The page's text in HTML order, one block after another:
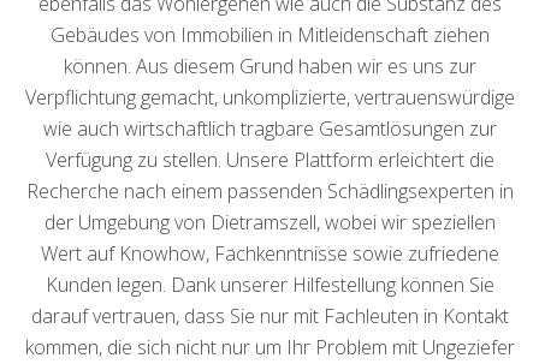
Gebäudes von Immobilien in Mitleidenschaft ziehen
können. Aus diesem Grund haben wir es uns zur
Verpflichtung gemacht, unkomplizierte, vertrauenswürdige
wie auch wirtschaftlich tragbare Gesamtlösungen zur
Verfügung zu stellen. Unsere Plattform erleichtert die
Recherche nach einem passenden Schädlingsexperten in
der Umgebung von Dietramszell, wobei wir speziellen
Wert auf Knowhow, Fachkenntnisse sowie zufriedene
Kunden legen. Dank unserer Hilfestellung können Sie
darauf vertrauen, dass Sie nur mit Fachleuten in Kontakt
kommen, die sich nicht nur um Ihr Problem mit Ungeziefer